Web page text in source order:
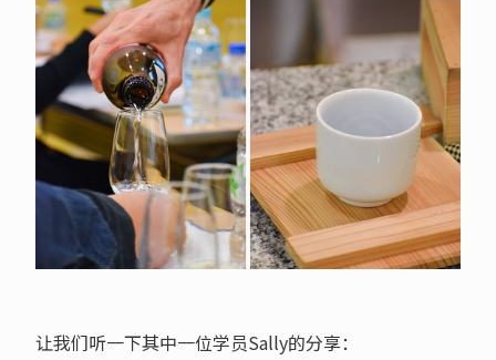
让我们听一下其中一位学员Sally的分享：